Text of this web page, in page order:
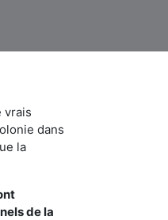
vrais
dans
la
de la